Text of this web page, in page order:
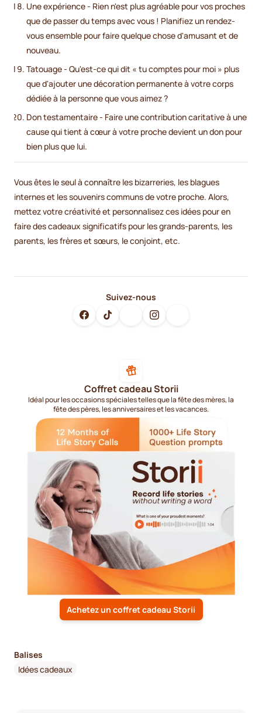
Une expérience - Rien n'est plus agréable pour vos proches
que de passer du temps avec vous ! Planifiez un rendez-
vous ensemble pour faire quelque chose d'amusant et de
nouveau.
Tatouage - Qu'est-ce qui dit « tu comptes pour moi » plus
que d'ajouter une décoration permanente à votre corps
dédiée à la personne que vous aimez ?
Don testamentaire - Faire une contribution caritative à une
cause qui tient à cœur à votre proche devient un don pour
bien plus que lui.
Vous êtes le seul à connaître les bizarreries, les blagues
internes et les souvenirs communs de votre proche. Alors,
mettez votre créativité et personnalisez ces idées pour en
faire des cadeaux significatifs pour les grands-parents, les
parents, les frères et sœurs, le conjoint, etc.
Suivez-nous
Coffret cadeau Storii
Idéal pour les occasions spéciales telles que la fête des mères, la
fête des pères, les anniversaires et les vacances.
Achetez un coffret cadeau Storii
Balises
Idées cadeaux